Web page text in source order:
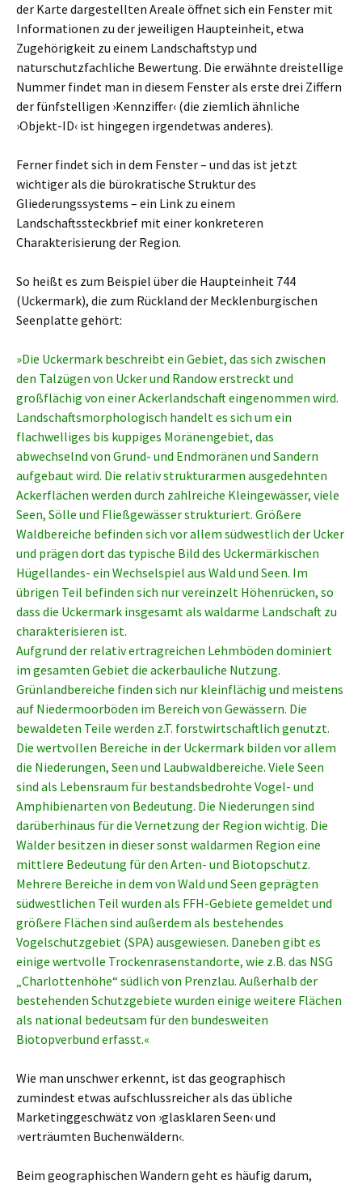
der Karte dargestellten Areale öffnet sich ein Fenster mit
Informationen zu der jeweiligen Haupteinheit, etwa
Zugehörigkeit zu einem Landschaftstyp und
naturschutzfachliche Bewertung. Die erwähnte dreistellige
Nummer findet man in diesem Fenster als erste drei Ziffern
der fünfstelligen ›Kennziffer‹ (die ziemlich ähnliche
›Objekt-ID‹ ist hingegen irgendetwas anderes).
Ferner findet sich in dem Fenster – und das ist jetzt
wichtiger als die bürokratische Struktur des
Gliederungssystems – ein Link zu einem
Landschaftssteckbrief mit einer konkreteren
Charakterisierung der Region.
So heißt es zum Beispiel über die Haupteinheit 744
(Uckermark), die zum Rückland der Mecklenburgischen
Seenplatte gehört:
»Die Uckermark beschreibt ein Gebiet, das sich zwischen
den Talzügen von Ucker und Randow erstreckt und
großflächig von einer Ackerlandschaft eingenommen wird.
Landschaftsmorphologisch handelt es sich um ein
flachwelliges bis kuppiges Moränengebiet, das
abwechselnd von Grund- und Endmoränen und Sandern
aufgebaut wird. Die relativ strukturarmen ausgedehnten
Ackerflächen werden durch zahlreiche Kleingewässer, viele
Seen, Sölle und Fließgewässer strukturiert. Größere
Waldbereiche befinden sich vor allem südwestlich der Ucker
und prägen dort das typische Bild des Uckermärkischen
Hügellandes- ein Wechselspiel aus Wald und Seen. Im
übrigen Teil befinden sich nur vereinzelt Höhenrücken, so
dass die Uckermark insgesamt als waldarme Landschaft zu
charakterisieren ist.
Aufgrund der relativ ertragreichen Lehmböden dominiert
im gesamten Gebiet die ackerbauliche Nutzung.
Grünlandbereiche finden sich nur kleinflächig und meistens
auf Niedermoorböden im Bereich von Gewässern. Die
bewaldeten Teile werden z.T. forstwirtschaftlich genutzt.
Die wertvollen Bereiche in der Uckermark bilden vor allem
die Niederungen, Seen und Laubwaldbereiche. Viele Seen
sind als Lebensraum für bestandsbedrohte Vogel- und
Amphibienarten von Bedeutung. Die Niederungen sind
darüberhinaus für die Vernetzung der Region wichtig. Die
Wälder besitzen in dieser sonst waldarmen Region eine
mittlere Bedeutung für den Arten- und Biotopschutz.
Mehrere Bereiche in dem von Wald und Seen geprägten
südwestlichen Teil wurden als FFH-Gebiete gemeldet und
größere Flächen sind außerdem als bestehendes
Vogelschutzgebiet (SPA) ausgewiesen. Daneben gibt es
einige wertvolle Trockenrasenstandorte, wie z.B. das NSG
„Charlottenhöhe“ südlich von Prenzlau. Außerhalb der
bestehenden Schutzgebiete wurden einige weitere Flächen
als national bedeutsam für den bundesweiten
Biotopverbund erfasst.«
Wie man unschwer erkennt, ist das geographisch
zumindest etwas aufschlussreicher als das übliche
Marketinggeschwätz von ›glasklaren Seen‹ und
›verträumten Buchenwäldern‹.
Beim geographischen Wandern geht es häufig darum,